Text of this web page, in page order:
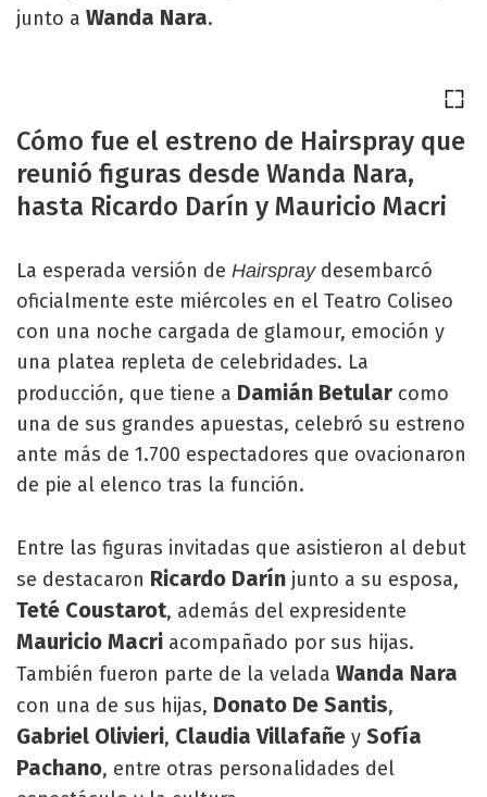
junto a Wanda Nara.
Cómo fue el estreno de Hairspray que
reunió figuras desde Wanda Nara,
hasta Ricardo Darín y Mauricio Macri
La esperada versión de Hairspraydesembarcó
oficialmente este miércoles en el Teatro Coliseo
con una noche cargada de glamour, emoción y
una platea repleta de celebridades. La
producción, que tiene a Damián Betular como
una de sus grandes apuestas, celebró su estreno
ante más de 1.700 espectadores que ovacionaron
de pie al elenco tras la función.
Entre las figuras invitadas que asistieron al debut
se destacaron Ricardo Darín junto a su esposa,
Teté Coustarot, además del expresidente
Mauricio Macri acompañado por sus hijas.
También fueron parte de la velada Wanda Nara
con una de sus hijas, Donato De Santis,
Gabriel Olivieri, Claudia Villafañe y Sofía
Pachano, entre otras personalidades del